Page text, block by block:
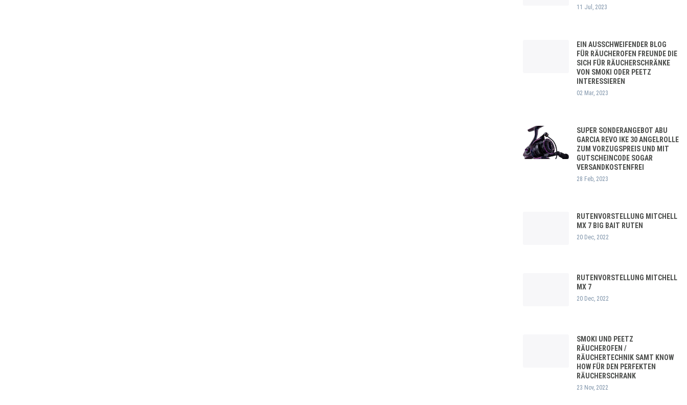
11 Jul, 2023
EIN AUSSCHWEIFENDER BLOG
FÜR RÄUCHEROFEN FREUNDE DIE
SICH FÜR RÄUCHERSCHRÄNKE
VON SMOKI ODER PEETZ
INTERESSIEREN
02 Mar, 2023
SUPER SONDERANGEBOT ABU
GARCIA REVO IKE 30 ANGELROLLE
ZUM VORZUGSPREIS UND MIT
GUTSCHEINCODE SOGAR
VERSANDKOSTENFREI
28 Feb, 2023
RUTENVORSTELLUNG MITCHELL
MX 7 BIG BAIT RUTEN
20 Dec, 2022
RUTENVORSTELLUNG MITCHELL
MX 7
20 Dec, 2022
SMOKI UND PEETZ
RÄUCHEROFEN /
RÄUCHERTECHNIK SAMT KNOW
HOW FÜR DEN PERFEKTEN
RÄUCHERSCHRANK
23 Nov, 2022